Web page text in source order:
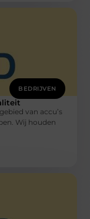
BEDRIJVEN
van accu’s
Wij houden